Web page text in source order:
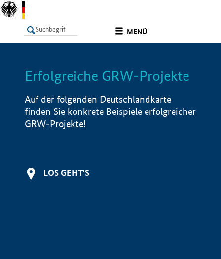
MENÜ
LISTE Info
Erfolgreiche GRW-Projekte
Auf der folgenden Deutschlandkarte
finden Sie konkrete Beispiele erfolgreicher
GRW-Projekte!
LOS GEHT'S